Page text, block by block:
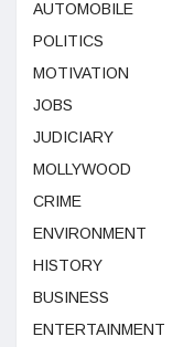
AUTOMOBILE
POLITICS
MOTIVATION
JOBS
JUDICIARY
MOLLYWOOD
CRIME
ENVIRONMENT
HISTORY
BUSINESS
ENTERTAINMENT